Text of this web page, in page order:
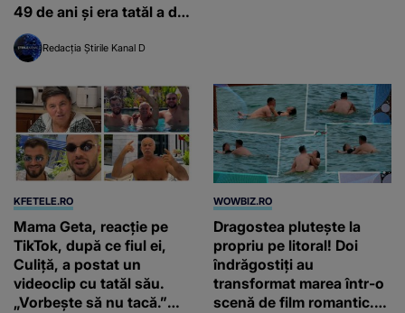
49 de ani și era tatăl a doi
copii
Redacția Știrile Kanal D
KFETELE.RO
Mama Geta, reacție pe
TikTok, după ce fiul ei,
Culiță, a postat un
videoclip cu tatăl său.
„Vorbește să nu tacă.”
WOWBIZ.RO
Dragostea plutește la
propriu pe litoral! Doi
îndrăgostiți au
transformat marea într-o
scenă de film romantic.